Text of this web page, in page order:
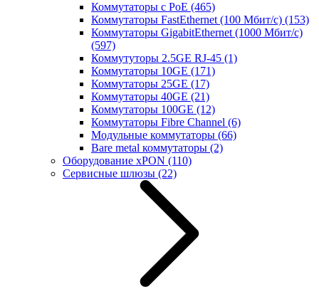
Коммутаторы с PoE (465)
Коммутаторы FastEthernet (100 Мбит/с) (153)
Коммутаторы GigabitEthernet (1000 Мбит/с)
(597)
Коммутуторы 2.5GE RJ-45 (1)
Коммутаторы 10GE (171)
Коммутаторы 25GE (17)
Коммутаторы 40GE (21)
Коммутаторы 100GE (12)
Коммутаторы Fibre Channel (6)
Модульные коммутаторы (66)
Bare metal коммутаторы (2)
Оборудование xPON (110)
Сервисные шлюзы (22)